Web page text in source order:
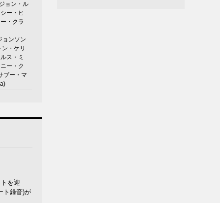
ョン・ル
ー・ヒ
・クラ
ンソン
・ケリ
ス・ミ
ー・ク
ブー・マ
を迎
ト録音)が